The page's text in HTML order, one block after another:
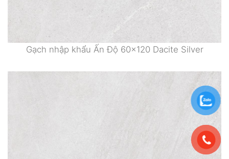
Gạch nhập khẩu Ấn Độ 60×120 Dacite Silver